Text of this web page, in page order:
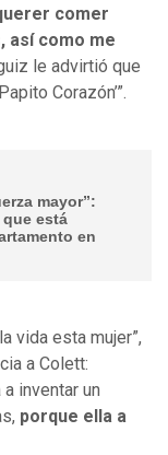
comer
así como me
le advirtió que
Corazón’”.
mayor”:
que está
en
vida esta mujer”,
a Colett:
inventar un
porque ella a